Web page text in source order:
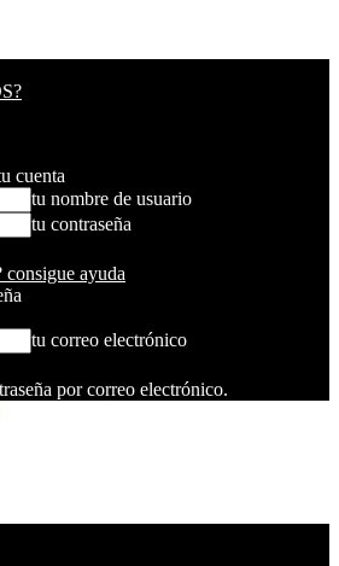
cuenta
tu nombre de usuario
tu contraseña
consigue ayuda
tu correo electrónico
por correo electrónico.